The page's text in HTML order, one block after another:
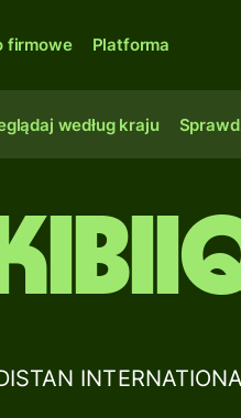
firmowe Platforma
według kraju